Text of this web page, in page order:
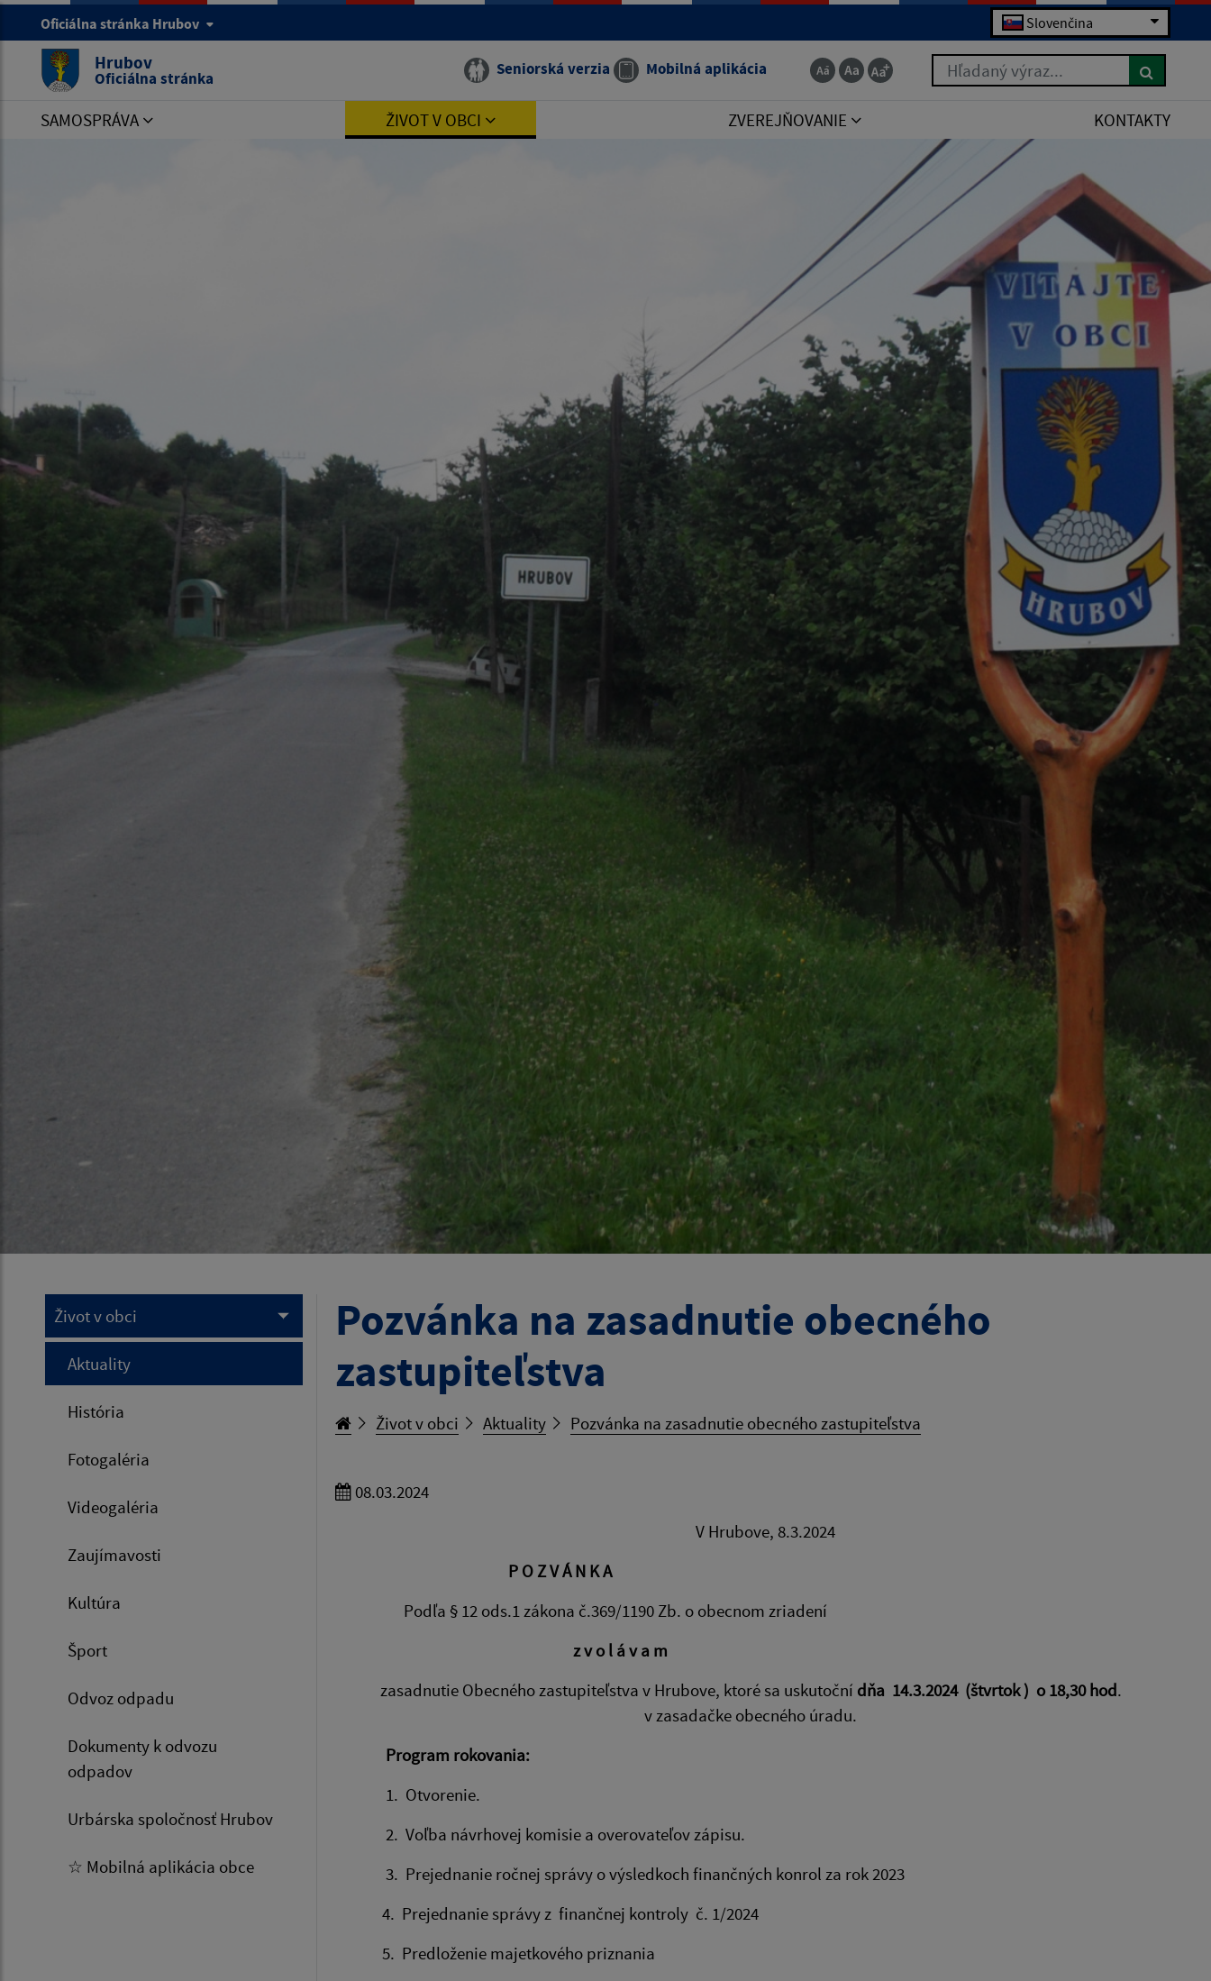
Oficiálna stránka Hrubov Slovenčina
Hrubov
Oficiálna stránka Seniorská verzia Mobilná aplikácia Hľadaný výraz...
SAMOSPRÁVA ŽIVOT V OBCI ZVEREJŇOVANIE KONTAKTY
Život v obci
Aktuality
História
Fotogaléria
Videogaléria
Zaujímavosti
Kultúra
Šport
Odvoz odpadu
Dokumenty k odvozu
odpadov
Urbárska spoločnosť Hrubov
☆ Mobilná aplikácia obce
Pozvánka na zasadnutie obecného
zastupiteľstva
Život v obci Aktuality Pozvánka na zasadnutie obecného zastupiteľstva
08.03.2024
V Hrubove, 8.3.2024
P O Z V Á N K A
Podľa § 12 ods.1 zákona č.369/1190 Zb. o obecnom zriadení
z v o l á v a m
zasadnutie Obecného zastupiteľstva v Hrubove, ktoré sa uskutoční dňa 14.3.2024 (štvrtok ) o 18,30 hod.
v zasadačke obecného úradu.
Program rokovania:
1. Otvorenie.
2. Voľba návrhovej komisie a overovateľov zápisu.
3. Prejednanie ročnej správy o výsledkoch finančných konrol za rok 2023
4. Prejednanie správy z finančnej kontroly č. 1/2024
5. Predloženie majetkového priznania